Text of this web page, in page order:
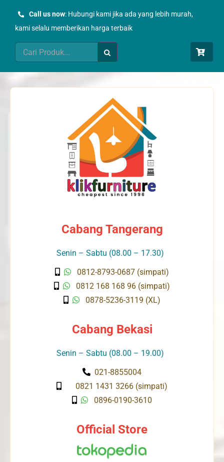
Call us now: Hubungi kami jika ada yang lebih murah,
kami selalu memberikan harga terbaik
Search
for:
Cabang Tangerang
Senin – Sabtu (08.00 – 17.30)
0812-8793-0687 (simpati)
0812 168 168 96 (simpati)
0878-5236-3119 (XL)
Cabang Bekasi
Senin – Sabtu (08.00 – 19.00)
021-8855004
0821 1431 3266 (simpati)
0896-0190-3610
Official Store